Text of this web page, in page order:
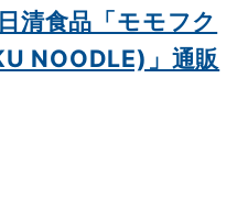
清食品「モモフク
NOODLE)」通販